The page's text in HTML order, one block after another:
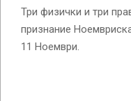
Три физички и три
признание
11 Ноември.